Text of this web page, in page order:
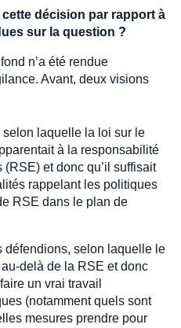
décision par rapport à
sur la question ?
n’a été rendue
Avant, deux visions
laquelle la loi sur le
à la responsabilité
et donc qu’il suffisait
rappelant les politiques
RSE dans le plan de
défendions, selon laquelle le
delà de la RSE et donc
un vrai travail
(notamment quels sont
mesures prendre pour